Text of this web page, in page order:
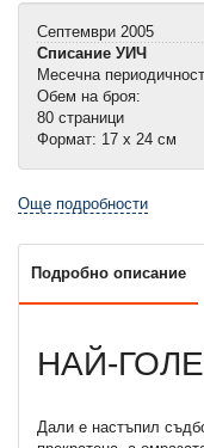
Септември 2005
Списание УИЧ
Месечна периодичност
Обем на броя:
80 страници
Формат: 17 х 24 см
Още подробности
Подробно описание
НАЙ-
Дали е настъпил